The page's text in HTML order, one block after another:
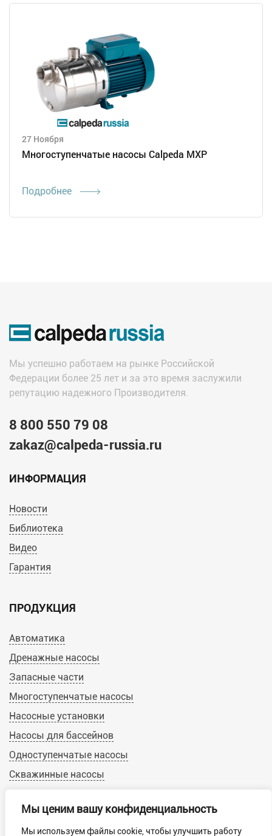
Мы ценим вашу конфиденциальность
Мы используем файлы cookie, чтобы улучшить работу
27 Ноября
Многоступенчатые насосы Calpeda MXP
Подробнее
Мы успешно работаем на рынке Российской
Федерации более 25 лет и за это время заслужили
репутацию надежного Производителя.
8 800 550 79 08
zakaz@calpeda-russia.ru
ИНФОРМАЦИЯ
Новости
Библиотека
Видео
Гарантия
ПРОДУКЦИЯ
Автоматика
Дренажные насосы
Запасные части
Многоступенчатые насосы
Насосные установки
Насосы для бассейнов
Одноступенчатые насосы
Скважинные насосы